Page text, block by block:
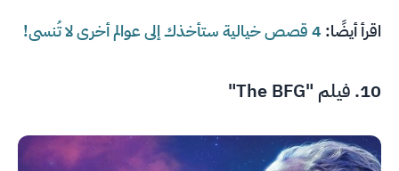
اقرأ أيضًا: 4 قصص خيالية ستأخذك إلى عوالم أخرى لا تُنسى!
10. فيلم "The BFG"